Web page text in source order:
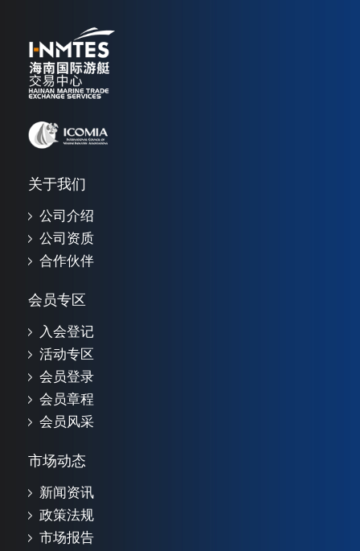
关于我们
公司介绍
公司资质
合作伙伴
会员专区
入会登记
活动专区
会员登录
会员章程
会员风采
市场动态
新闻资讯
政策法规
市场报告